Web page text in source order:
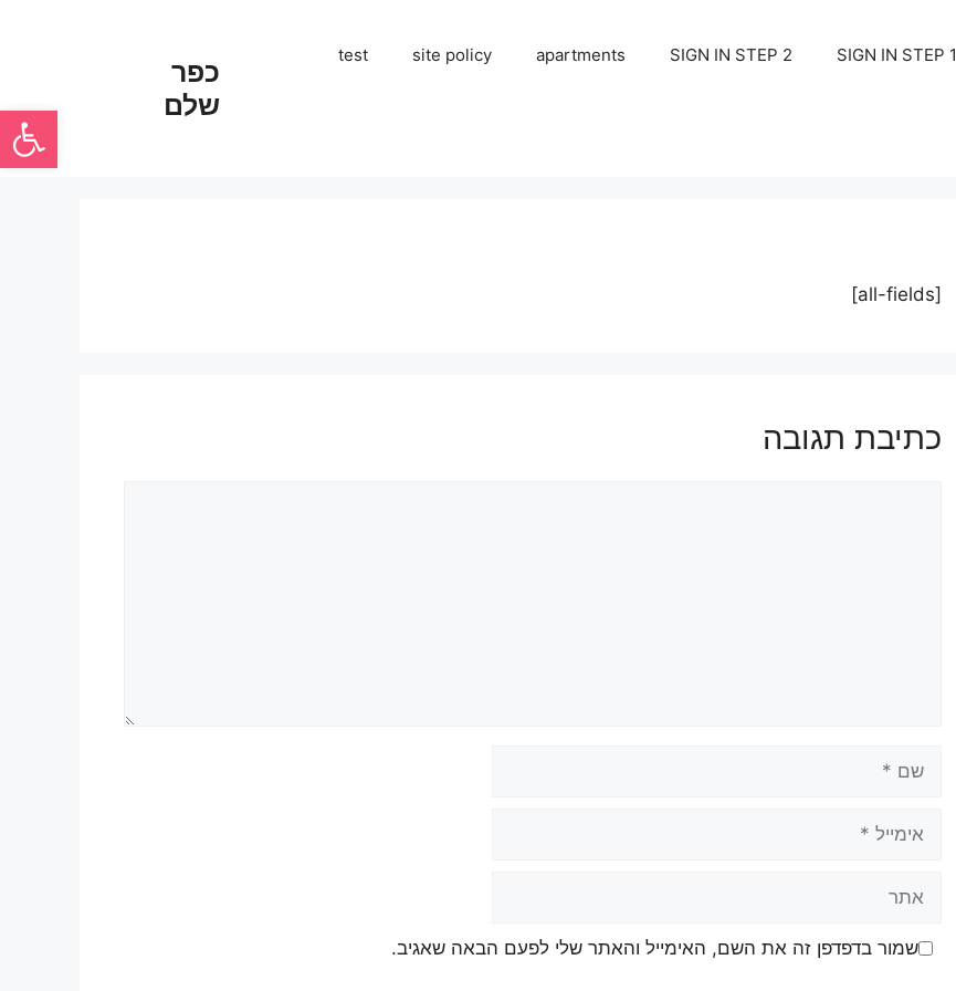
פתח
כפר
שלם
SIGN IN STEP 1
SIGN IN STEP 2
apartments
site policy
test
[all-fields]
כתיבת תגובה
שמור בדפדפן זה את השם, האימייל והאתר שלי לפעם הבאה שאגיב.